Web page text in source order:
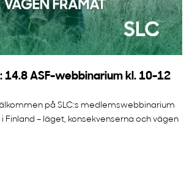
14.8 ASF-webbinarium kl. 10-12
på SLC:s medlemswebbinarium
Finland – läget, konsekvenserna och vägen